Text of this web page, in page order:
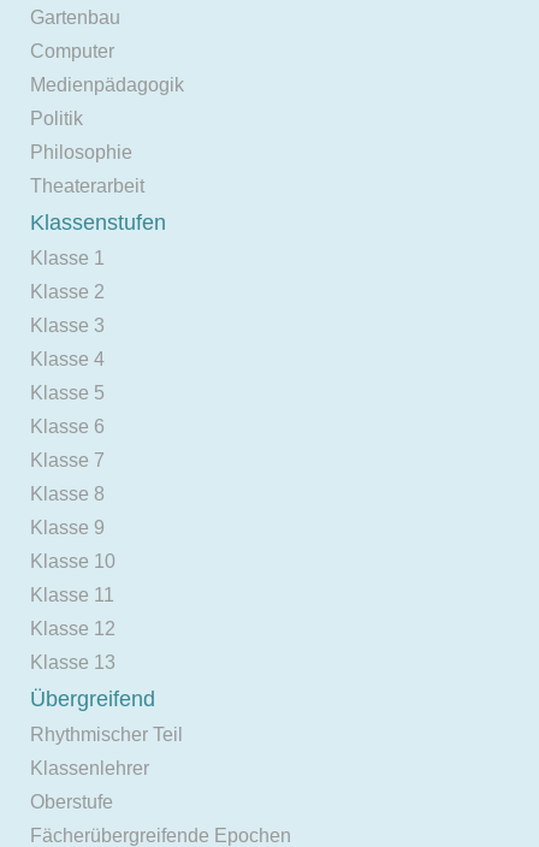
Gartenbau
Computer
Medienpädagogik
Politik
Philosophie
Theaterarbeit
Klassenstufen
Klasse 1
Klasse 2
Klasse 3
Klasse 4
Klasse 5
Klasse 6
Klasse 7
Klasse 8
Klasse 9
Klasse 10
Klasse 11
Klasse 12
Klasse 13
Übergreifend
Rhythmischer Teil
Klassenlehrer
Oberstufe
Fächerübergreifende Epochen